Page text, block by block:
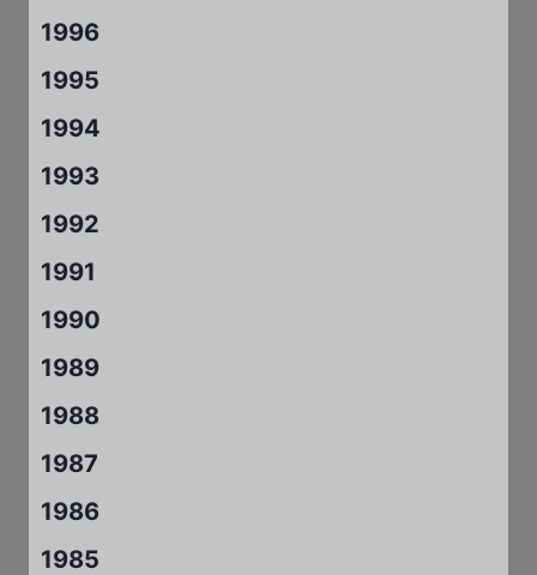
1996
1995
1994
1993
1992
1991
1990
1989
1988
1987
1986
1985